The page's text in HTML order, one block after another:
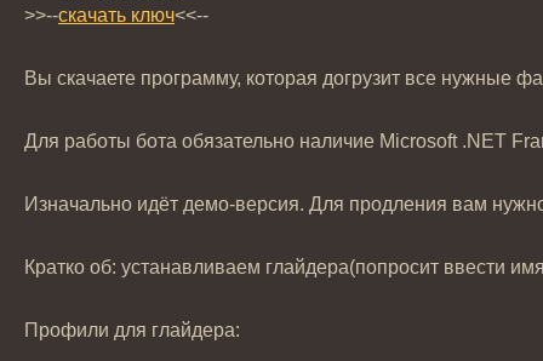
>>--скачать ключ<<--
Вы скачаете программу, которая догрузит все нужные
Для работы бота обязательно наличие Microsoft .NET
Изначально идёт демо-версия. Для продления вам
Кратко об: устанавливаем глайдера(попросит ввести
Профили для глайдера: